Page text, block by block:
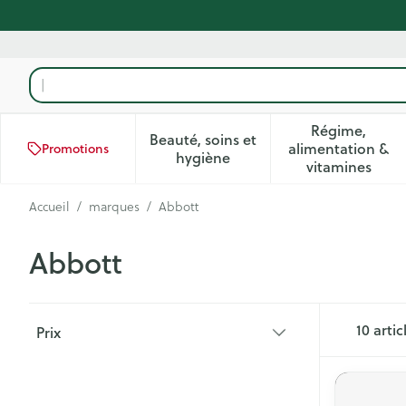
Rechercher
Promotions
Beauté, soins et
hygièneAfficher le sous-menu pour
Régime,
alimentation &
vitamines
Afficher
Accueil / marques / Abbott
Abbott
Prix
10